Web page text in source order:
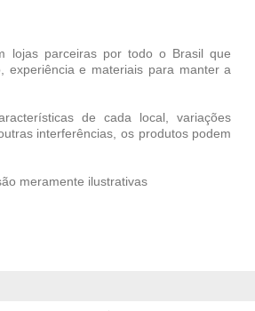
lojas parceiras por todo o Brasil que
experiência e materiais para manter a
de cada local, variações
interferências, os produtos podem
meramente ilustrativas